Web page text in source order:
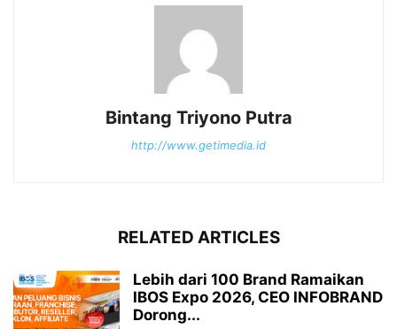
Bintang Triyono Putra
http://www.getimedia.id
RELATED ARTICLES
Lebih dari 100 Brand Ramaikan
IBOS Expo 2026, CEO INFOBRAND
Dorong...